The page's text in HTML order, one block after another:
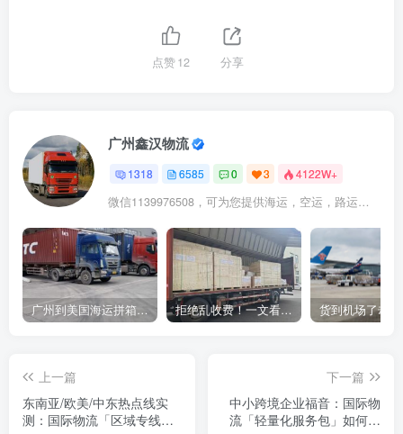
点赞12 分享
广州鑫汉物流
1318 6585 0 3 4122W+
微信1139976508，可为您提供海运，空运，路运，铁路运输
广州到美国海运拼箱多少钱？2024年最新运费构成+隐藏费用避坑指南 拒绝乱收费！一文看懂中国货代计费套路，教你避开所有隐形坑
上一篇
东南亚/欧美/中东热点线实
测：国际物流「区域专线」
下一篇
中小跨境企业福音：国际物
流「轻量化服务包」如何用